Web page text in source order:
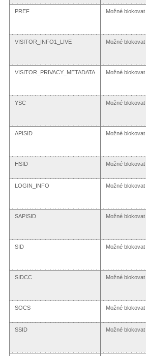
PREF Možné blokovat
VISITOR_INFO1_LIVE Možné blokovat
VISITOR_PRIVACY_METADATA Možné blokovat
YSC Možné blokovat
APISID Možné blokovat
HSID Možné blokovat
LOGIN_INFO Možné blokovat
SAPISID Možné blokovat
SID Možné blokovat
SIDCC Možné blokovat
SOCS Možné blokovat
SSID Možné blokovat